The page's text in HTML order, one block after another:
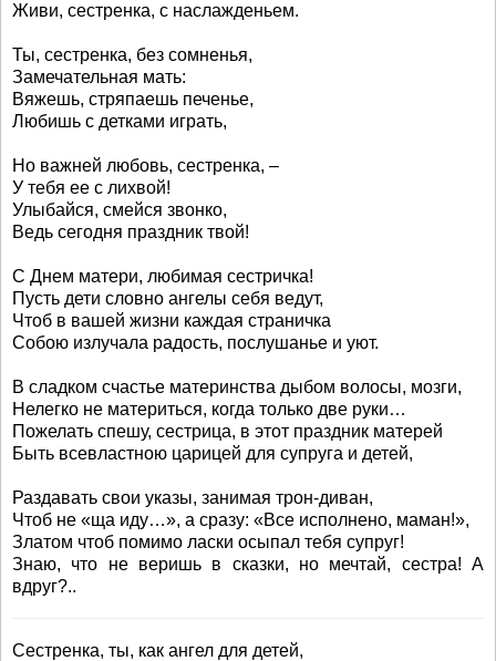
Живи, сестренка, с наслажденьем.
Ты, сестренка, без сомненья,
Замечательная мать:
Вяжешь, стряпаешь печенье,
Любишь с детками играть,
Но важней любовь, сестренка, –
У тебя ее с лихвой!
Улыбайся, смейся звонко,
Ведь сегодня праздник твой!
С Днем матери, любимая сестричка!
Пусть дети словно ангелы себя ведут,
Чтоб в вашей жизни каждая страничка
Собою излучала радость, послушанье и уют.
В сладком счастье материнства дыбом волосы, мозги,
Нелегко не материться, когда только две руки…
Пожелать спешу, сестрица, в этот праздник матерей
Быть всевластною царицей для супруга и детей,
Раздавать свои указы, занимая трон-диван,
Чтоб не «ща иду…», а сразу: «Все исполнено, маман!»,
Златом чтоб помимо ласки осыпал тебя супруг!
Знаю, что не веришь в сказки, но мечтай, сестра! А
вдруг?..
Сестренка, ты, как ангел для детей,